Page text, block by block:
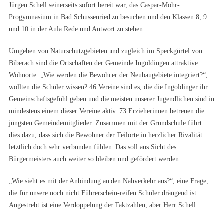
Jürgen Schell seinerseits sofort bereit war, das Caspar-Mohr-
Progymnasium in Bad Schussenried zu besuchen und den Klassen 8, 9
und 10 in der Aula Rede und Antwort zu stehen.
Umgeben von Naturschutzgebieten und zugleich im Speckgürtel von
Biberach sind die Ortschaften der Gemeinde Ingoldingen attraktive
Wohnorte. „Wie werden die Bewohner der Neubaugebiete integriert?“,
wollten die Schüler wissen? 46 Vereine sind es, die die Ingoldinger ihr
Gemeinschaftsgefühl geben und die meisten unserer Jugendlichen sind in
mindestens einem dieser Vereine aktiv. 73 Erzieherinnen betreuen die
jüngsten Gemeindemitglieder. Zusammen mit der Grundschule führt
dies dazu, dass sich die Bewohner der Teilorte in herzlicher Rivalität
letztlich doch sehr verbunden fühlen. Das soll aus Sicht des
Bürgermeisters auch weiter so bleiben und gefördert werden.
„Wie sieht es mit der Anbindung an den Nahverkehr aus?“, eine Frage,
die für unsere noch nicht Führerschein-reifen Schüler drängend ist.
Angestrebt ist eine Verdoppelung der Taktzahlen, aber Herr Schell